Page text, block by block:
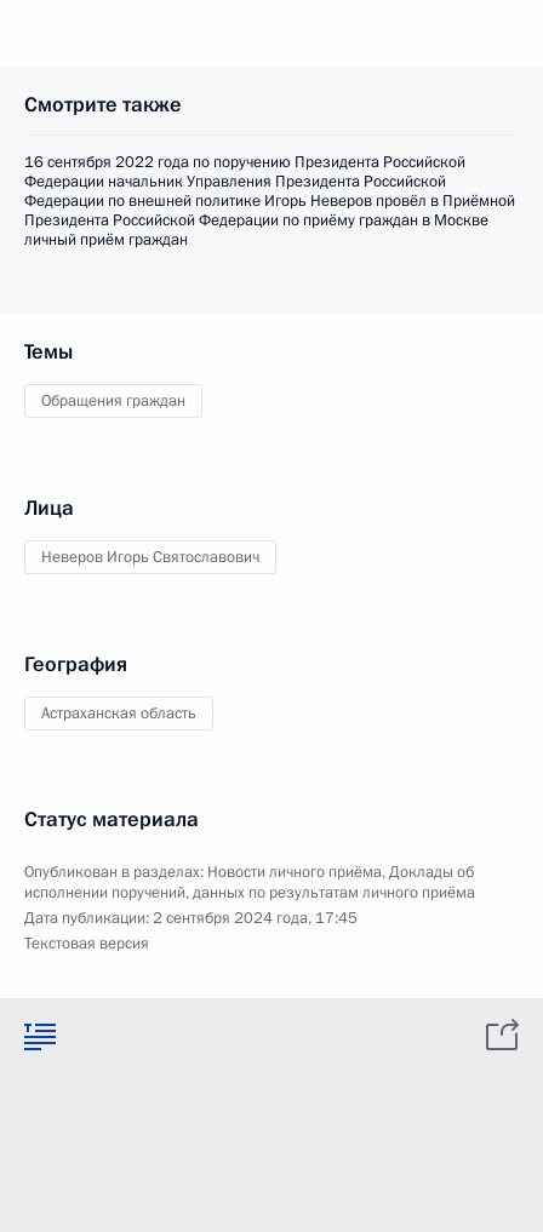
Смотрите также
16 сентября 2022 года по поручению Президента Российской
Федерации начальник Управления Президента Российской
Федерации по внешней политике Игорь Неверов провёл в Приёмной
Президента Российской Федерации по приёму граждан в Москве
личный приём граждан
Темы
Обращения граждан
Лица
Неверов Игорь Святославович
География
Астраханская область
Статус материала
Опубликован в разделах: Новости личного приёма,Доклады об
исполнении поручений, данных по результатам личного приёма
Дата публикации:2 сентября 2024 года, 17:45
Текстовая версия